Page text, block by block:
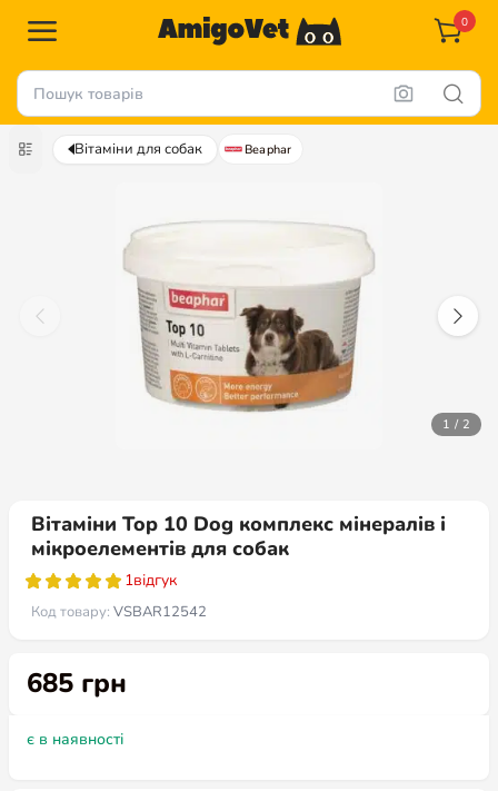
0
Вітаміни для собак Beaphar
1 / 2
Вітаміни Top 10 Dog комплекс мінералів і
мікроелементів для собак
1відгук
Код товару: VSBAR12542
685 грн
є в наявності